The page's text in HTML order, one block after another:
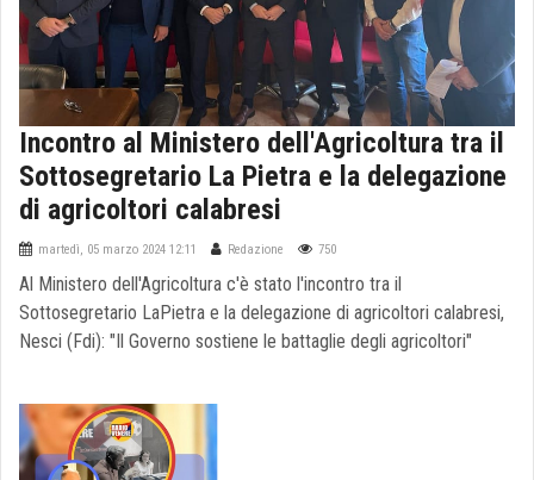
Incontro al Ministero dell'Agricoltura tra il
Sottosegretario La Pietra e la delegazione
di agricoltori calabresi
martedì, 05 marzo 2024 12:11 Redazione 750
Al Ministero dell'Agricoltura c'è stato l'incontro tra il
Sottosegretario LaPietra e la delegazione di agricoltori calabresi,
Nesci (Fdi): "Il Governo sostiene le battaglie degli agricoltori"